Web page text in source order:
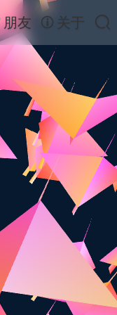
朋友 关于